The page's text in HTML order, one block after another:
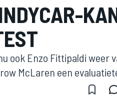
ook Enzo Fittipaldi weer
McLaren een